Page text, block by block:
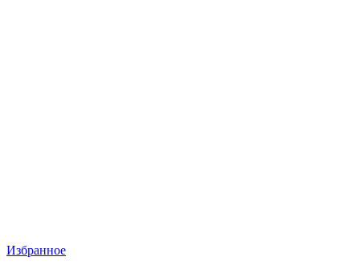
Избранное